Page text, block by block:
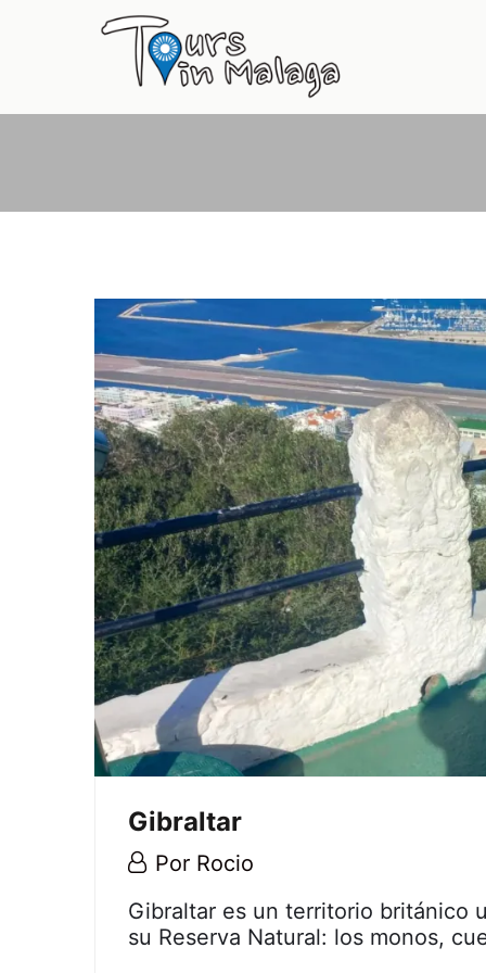
Primary
Menu
Gibraltar
29
2020
Por Rocio
Gibraltar
Gibraltar es un territorio británico
su Reserva Natural: los monos,